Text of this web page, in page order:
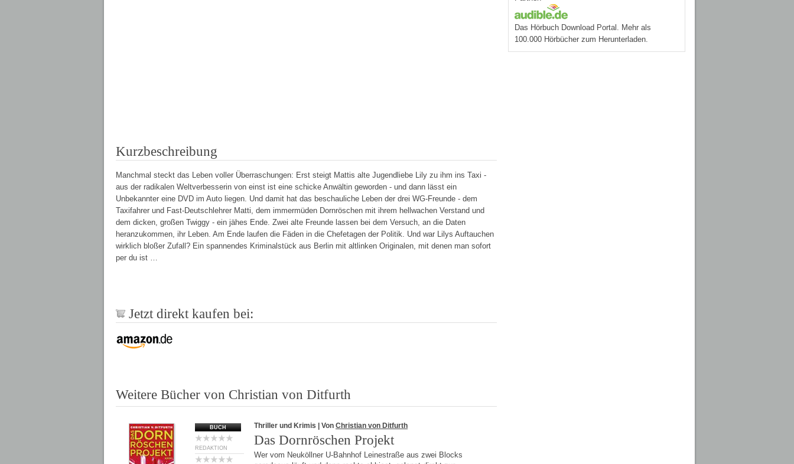
Kurzbeschreibung
Manchmal steckt das Leben voller Überraschungen: Erst steigt Mattis alte Jugendliebe Lily zu ihm ins Taxi -
aus der radikalen Weltverbesserin von einst ist eine schicke Anwältin geworden - und dann lässt ein
Unbekannter eine DVD im Auto liegen. Und damit hat das beschauliche Leben der drei WG-Freunde - dem
Taxifahrer und Fast-Deutschlehrer Matti, dem immermüden Dornröschen mit ihrem hellwachen Verstand und
dem dicken, großen Twiggy - ein jähes Ende. Zwei alte Freunde lassen bei dem Versuch, an die Daten
heranzukommen, ihr Leben. Am Ende laufen die Fäden in die Chefetagen der Politik. Und war Lilys Auftauchen
wirklich bloßer Zufall? Ein spannendes Kriminalstück aus Berlin mit altlinken Originalen, mit denen man sofort
per du ist …
Jetzt direkt kaufen bei:
Weitere Bücher von Christian von Ditfurth
BUCH
REDAKTION
Thriller und Krimis | Von Christian von Ditfurth
Das Dornröschen Projekt
Wer vom Neuköllner U-Bahnhof Leinestraße aus zwei Blocks
Das Hörbuch Download Portal. Mehr als
100.000 Hörbücher zum Herunterladen.